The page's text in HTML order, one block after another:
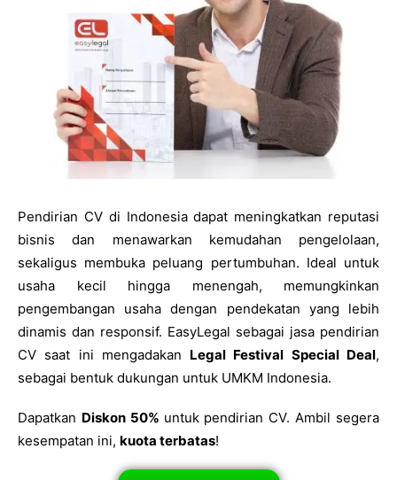
Pendirian CV di Indonesia dapat meningkatkan reputasi
bisnis dan menawarkan kemudahan pengelolaan,
sekaligus membuka peluang pertumbuhan. Ideal untuk
usaha kecil hingga menengah, memungkinkan
pengembangan usaha dengan pendekatan yang lebih
dinamis dan responsif. EasyLegal sebagai jasa pendirian
CV saat ini mengadakan Legal Festival Special Deal,
sebagai bentuk dukungan untuk UMKM Indonesia.
Dapatkan Diskon 50% untuk pendirian CV. Ambil segera
kesempatan ini, kuota terbatas!